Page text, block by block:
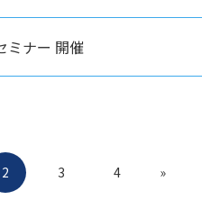
ミナー 開催
2 3 4 »